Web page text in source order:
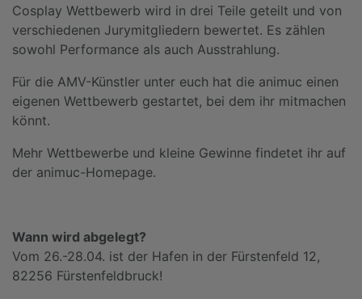
Cosplay Wettbewerb wird in drei Teile geteilt und von
verschiedenen Jurymitgliedern bewertet. Es zählen
sowohl Performance als auch Ausstrahlung.
Für die AMV-Künstler unter euch hat die animuc einen
eigenen Wettbewerb gestartet, bei dem ihr mitmachen
könnt.
Mehr Wettbewerbe und kleine Gewinne findetet ihr auf
der animuc-Homepage.
Wann wird abgelegt?
Vom 26.-28.04. ist der Hafen in der Fürstenfeld 12,
82256 Fürstenfeldbruck!